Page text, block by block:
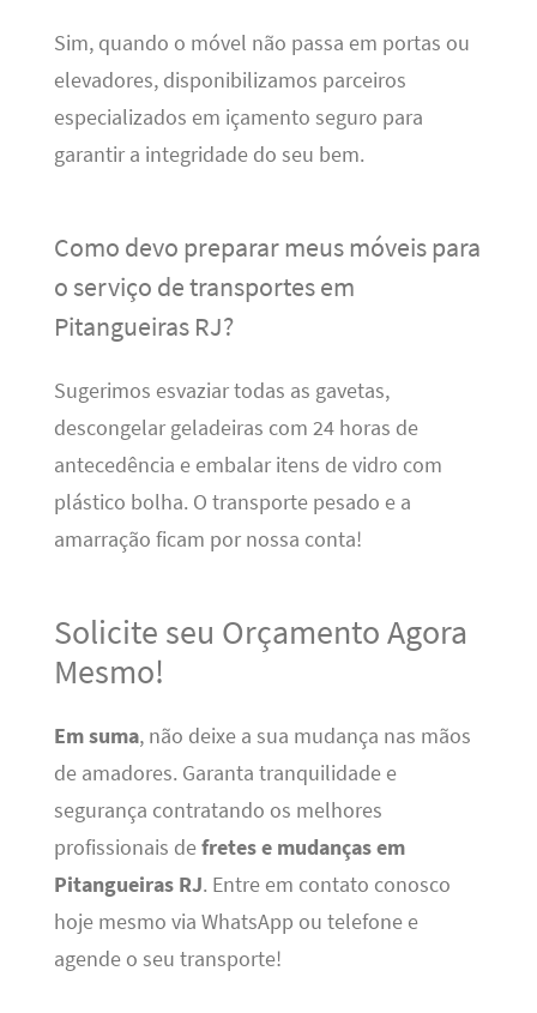
Sim, quando o móvel não passa em portas ou
elevadores, disponibilizamos parceiros
especializados em içamento seguro para
garantir a integridade do seu bem.
Como devo preparar meus móveis para
o serviço de transportes em
Pitangueiras RJ?
Sugerimos esvaziar todas as gavetas,
descongelar geladeiras com 24 horas de
antecedência e embalar itens de vidro com
plástico bolha. O transporte pesado e a
amarração ficam por nossa conta!
Solicite seu Orçamento Agora
Mesmo!
Em suma, não deixe a sua mudança nas mãos
de amadores. Garanta tranquilidade e
segurança contratando os melhores
profissionais defretes e mudanças em
Pitangueiras RJ. Entre em contato conosco
hoje mesmo via WhatsApp ou telefone e
agende o seu transporte!